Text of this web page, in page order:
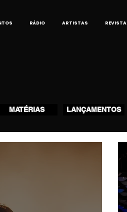
RÁDIO ARTISTAS REVISTA
MATÉRIAS LANÇAMENTOS